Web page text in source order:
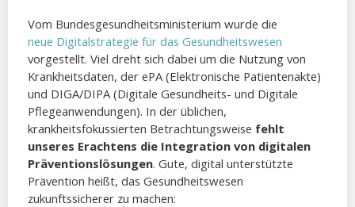
Vom Bundesgesundheitsministerium wurde die
neue Digitalstrategie für das Gesundheitswesen
vorgestellt. Viel dreht sich dabei um die Nutzung von
Krankheitsdaten, der ePA (Elektronische Patientenakte)
und DIGA/DIPA (Digitale Gesundheits- und Digitale
Pflegeanwendungen). In der üblichen,
krankheitsfokussierten Betrachtungsweise fehlt
unseres Erachtens die Integration von digitalen
Präventionslösungen. Gute, digital unterstützte
Prävention heißt, das Gesundheitswesen
zukunftssicherer zu machen: